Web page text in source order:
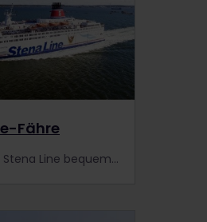
Fähre
Reise mit der Stena Line bequem zwischen Großbritannien und dem europäischen Festland und sichere dir bis zu 30 % Rabatt mit deinem Interrail-Pass.